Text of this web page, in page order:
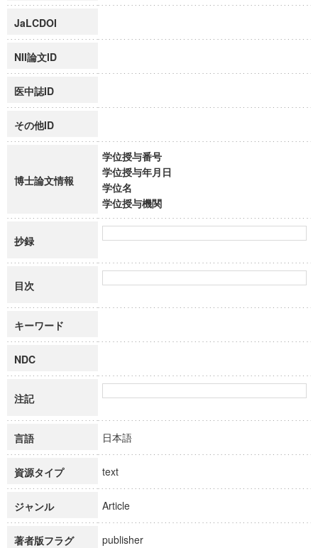
JaLCDOI
NII論文ID
医中誌ID
その他ID
博士論文情報
学位授与番号
学位授与年月日
学位名
学位授与機関
抄録
目次
キーワード
NDC
注記
言語 日本語
資源タイプ text
ジャンル Article
著者版フラグ publisher